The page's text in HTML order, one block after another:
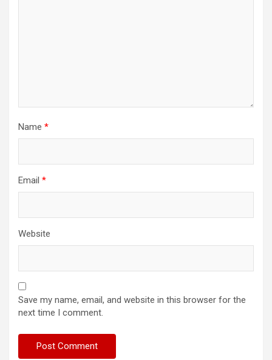
Name *
Email *
Website
Save my name, email, and website in this browser for the
next time I comment.